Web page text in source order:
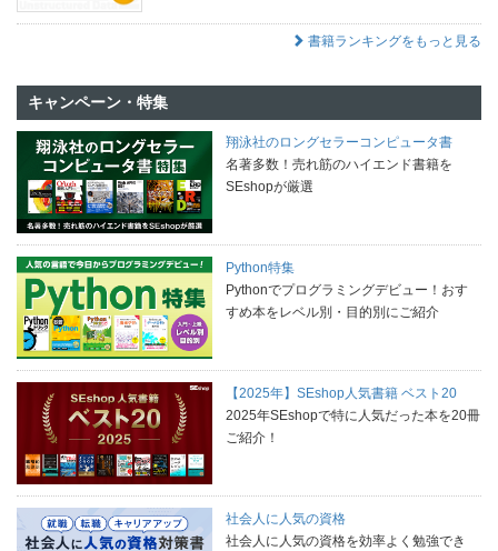
書籍ランキングをもっと見る
キャンペーン・特集
翔泳社のロングセラーコンピュータ書
名著多数！売れ筋のハイエンド書籍を
SEshopが厳選
Python特集
Pythonでプログラミングデビュー！おす
すめ本をレベル別・目的別にご紹介
【2025年】SEshop人気書籍 ベスト20
2025年SEshopで特に人気だった本を20冊
ご紹介！
社会人に人気の資格
社会人に人気の資格を効率よく勉強でき